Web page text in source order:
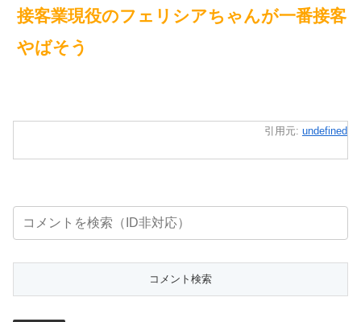
接客業現役のフェリシアちゃんが一番接客
やばそう
引用元: undefined